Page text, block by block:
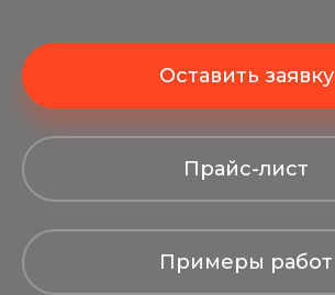
Оставить заявку
Прайс-лист
Примеры работ